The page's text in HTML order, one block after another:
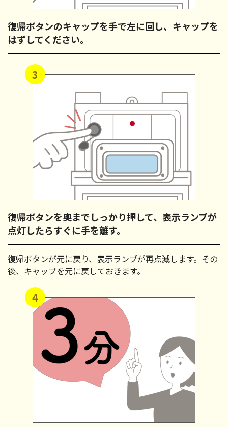
復帰ボタンのキャップを手で左に回し、キャップを
はずしてください。
3
復帰ボタンを奥までしっかり押して、表示ランプが
点灯したらすぐに手を離す。
復帰ボタンが元に戻り、表示ランプが再点滅します。その
後、キャップを元に戻しておきます。
4